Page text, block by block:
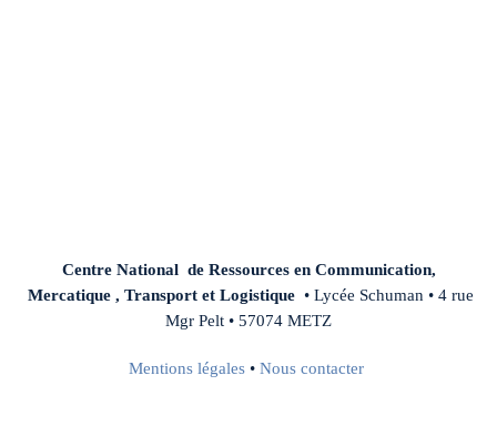
Centre National de Ressources en Communication,
Mercatique , Transport et Logistique • Lycée Schuman • 4 rue
Mgr Pelt • 57074 METZ
Mentions légales • Nous contacter